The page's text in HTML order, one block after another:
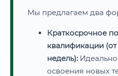
Мы предлагаем два
Краткосрочное
квалификации (от
недель):
освоения новых